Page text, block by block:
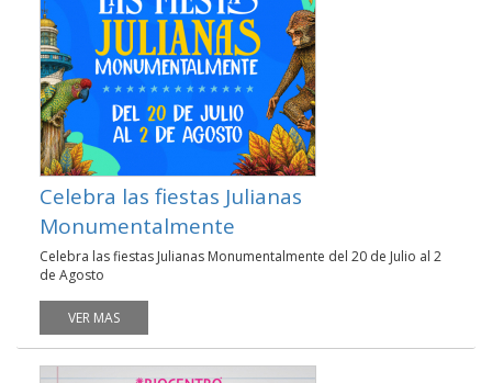
Celebra las fiestas Julianas
Monumentalmente
Celebra las fiestas Julianas Monumentalmente del 20 de Julio al 2
de Agosto
VER MAS